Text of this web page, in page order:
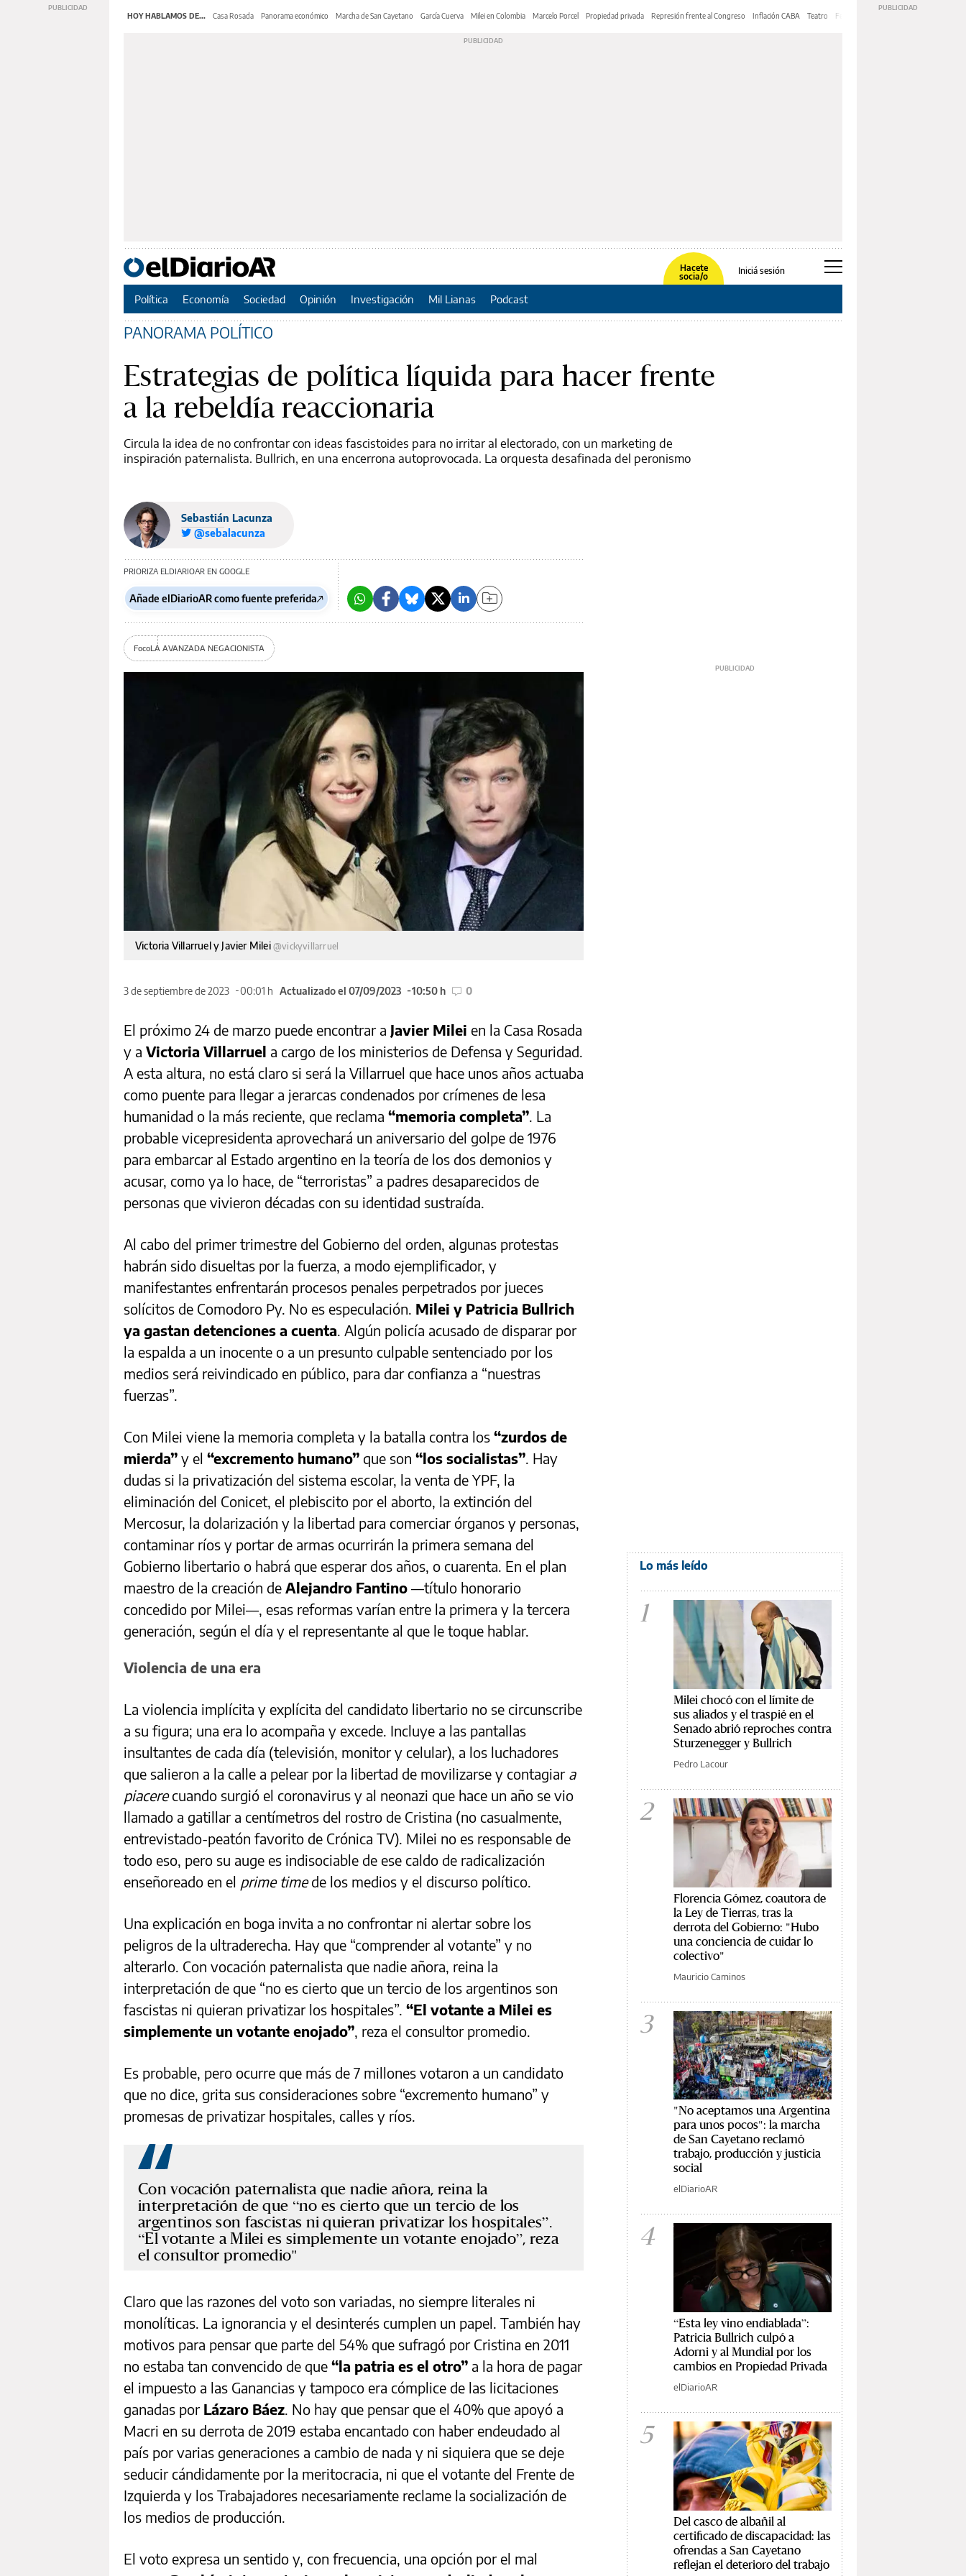
HOY HABLAMOS DE... Casa Rosada Panorama económico Marcha de San Cayetano García Cuerva Milei en Colombia Marcelo Porcel Propiedad privada Represión frente al Congreso Inflación CABA Teatro Feria de Editores
Hacete
socia/o
Iniciá sesión
Política Economía Sociedad Opinión Investigación Mil Lianas Podcast
PANORAMA POLÍTICO
Estrategias de política líquida para hacer frente
a la rebeldía reaccionaria
Circula la idea de no confrontar con ideas fascistoides para no irritar al electorado, con un marketing de
inspiración paternalista. Bullrich, en una encerrona autoprovocada. La orquesta desafinada del peronismo
Sebastián Lacunza
@sebalacunza
PRIORIZA ELDIARIOAR EN GOOGLE
Añade elDiarioAR como fuente preferida
FocoLA AVANZADA NEGACIONISTA
Victoria Villarruel y Javier Milei @vickyvillarruel
3 de septiembre de 2023 00:01 h Actualizado el 07/09/2023 10:50 h 0
El próximo 24 de marzo puede encontrar a Javier Milei en la Casa Rosada
y a Victoria Villarruel a cargo de los ministerios de Defensa y Seguridad.
A esta altura, no está claro si será la Villarruel que hace unos años actuaba
como puente para llegar a jerarcas condenados por crímenes de lesa
humanidad o la más reciente, que reclama “memoria completa”. La
probable vicepresidenta aprovechará un aniversario del golpe de 1976
para embarcar al Estado argentino en la teoría de los dos demonios y
acusar, como ya lo hace, de “terroristas” a padres desaparecidos de
personas que vivieron décadas con su identidad sustraída.
Al cabo del primer trimestre del Gobierno del orden, algunas protestas
habrán sido disueltas por la fuerza, a modo ejemplificador, y
manifestantes enfrentarán procesos penales perpetrados por jueces
solícitos de Comodoro Py. No es especulación. Milei y Patricia Bullrich
ya gastan detenciones a cuenta. Algún policía acusado de disparar por
la espalda a un inocente o a un presunto culpable sentenciado por los
medios será reivindicado en público, para dar confianza a “nuestras
fuerzas”.
Con Milei viene la memoria completa y la batalla contra los “zurdos de
mierda” y el “excremento humano” que son “los socialistas”. Hay
dudas si la privatización del sistema escolar, la venta de YPF, la
eliminación del Conicet, el plebiscito por el aborto, la extinción del
Mercosur, la dolarización y la libertad para comerciar órganos y personas,
contaminar ríos y portar de armas ocurrirán la primera semana del
Gobierno libertario o habrá que esperar dos años, o cuarenta. En el plan
maestro de la creación de Alejandro Fantino —título honorario
concedido por Milei—, esas reformas varían entre la primera y la tercera
generación, según el día y el representante al que le toque hablar.
Violencia de una era
La violencia implícita y explícita del candidato libertario no se circunscribe
a su figura; una era lo acompaña y excede. Incluye a las pantallas
insultantes de cada día (televisión, monitor y celular), a los luchadores
que salieron a la calle a pelear por la libertad de movilizarse y contagiar a
piacerecuando surgió el coronavirus y al neonazi que hace un año se vio
llamado a gatillar a centímetros del rostro de Cristina (no casualmente,
entrevistado-peatón favorito de Crónica TV). Milei no es responsable de
todo eso, pero su auge es indisociable de ese caldo de radicalización
enseñoreado en el prime timede los medios y el discurso político.
Una explicación en boga invita a no confrontar ni alertar sobre los
peligros de la ultraderecha. Hay que “comprender al votante” y no
alterarlo. Con vocación paternalista que nadie añora, reina la
interpretación de que “no es cierto que un tercio de los argentinos son
fascistas ni quieran privatizar los hospitales”. “El votante a Milei es
simplemente un votante enojado”, reza el consultor promedio.
Es probable, pero ocurre que más de 7 millones votaron a un candidato
que no dice, grita sus consideraciones sobre “excremento humano” y
promesas de privatizar hospitales, calles y ríos.
Con vocación paternalista que nadie añora, reina la
interpretación de que “no es cierto que un tercio de los
argentinos son fascistas ni quieran privatizar los hospitales”.
“El votante a Milei es simplemente un votante enojado”, reza
el consultor promedio
Claro que las razones del voto son variadas, no siempre literales ni
monolíticas. La ignorancia y el desinterés cumplen un papel. También hay
motivos para pensar que parte del 54% que sufragó por Cristina en 2011
no estaba tan convencido de que “la patria es el otro” a la hora de pagar
el impuesto a las Ganancias y tampoco era cómplice de las licitaciones
ganadas por Lázaro Báez. No hay que pensar que el 40% que apoyó a
Macri en su derrota de 2019 estaba encantado con haber endeudado al
país por varias generaciones a cambio de nada y ni siquiera que se deje
seducir cándidamente por la meritocracia, ni que el votante del Frente de
Izquierda y los Trabajadores necesariamente reclame la socialización de
los medios de producción.
El voto expresa un sentido y, con frecuencia, una opción por el mal
Lo más leído
1
Milei chocó con el límite de
sus aliados y el traspié en el
Senado abrió reproches contra
Sturzenegger y Bullrich
Pedro Lacour
2
Florencia Gómez, coautora de
la Ley de Tierras, tras la
derrota del Gobierno: "Hubo
una conciencia de cuidar lo
colectivo"
Mauricio Caminos
3
"No aceptamos una Argentina
para unos pocos": la marcha
de San Cayetano reclamó
trabajo, producción y justicia
social
elDiarioAR
4
“Esta ley vino endiablada”:
Patricia Bullrich culpó a
Adorni y al Mundial por los
cambios en Propiedad Privada
elDiarioAR
5
Del casco de albañil al
certificado de discapacidad: las
ofrendas a San Cayetano
reflejan el deterioro del trabajo